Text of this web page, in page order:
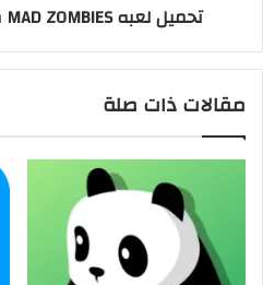
تحميل لعبه MAD ZOMBIES مهكره اخر اصدار مجانا
مقالات ذات صلة